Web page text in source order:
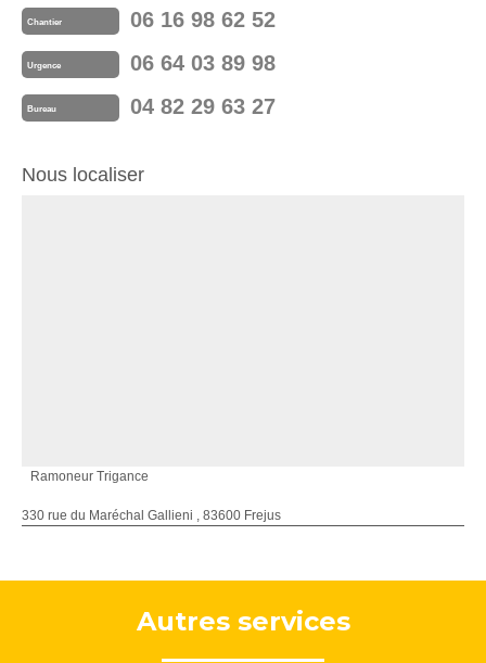
Chantier 06 16 98 62 52
Urgence 06 64 03 89 98
Bureau 04 82 29 63 27
Nous localiser
Ramoneur Trigance
330 rue du Maréchal Gallieni , 83600 Frejus
Autres services